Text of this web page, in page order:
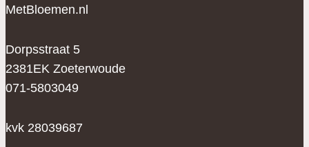
MetBloemen.nl
Dorpsstraat 5
2381EK Zoeterwoude
071-5803049
kvk 28039687